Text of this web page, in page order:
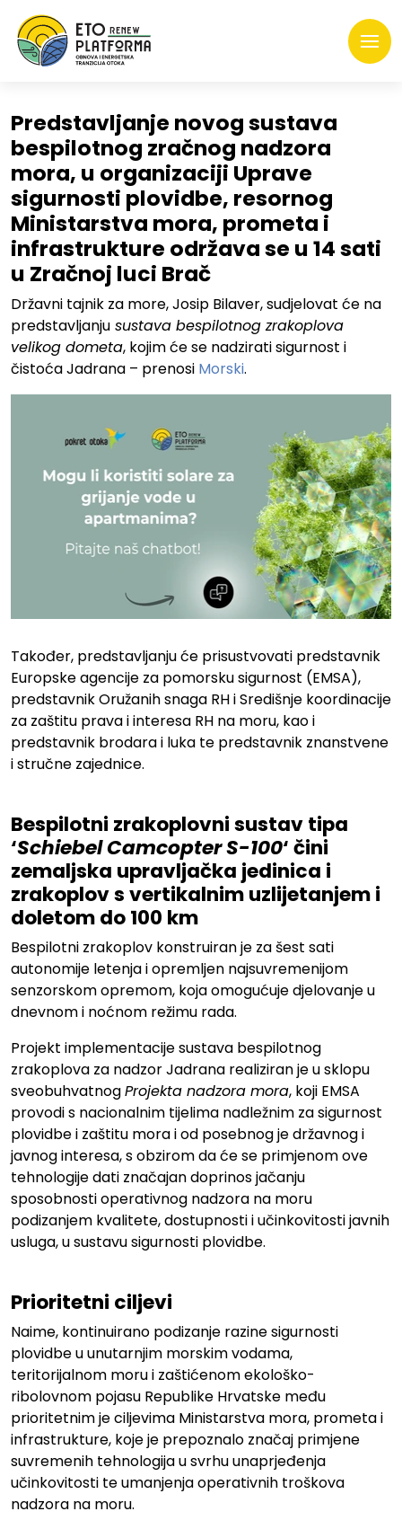
Predstavljanje novog sustava
bespilotnog zračnog nadzora
mora, u organizaciji Uprave
sigurnosti plovidbe, resornog
Ministarstva mora, prometa i
infrastrukture održava se u 14 sati
u Zračnoj luci Brač
Državni tajnik za more, Josip Bilaver, sudjelovat će na
predstavljanju sustava bespilotnog zrakoplova
velikog dometa, kojim će se nadzirati sigurnost i
čistoća Jadrana – prenosi Morski.
Također, predstavljanju će prisustvovati predstavnik
Europske agencije za pomorsku sigurnost (EMSA),
predstavnik Oružanih snaga RH i Središnje koordinacije
za zaštitu prava i interesa RH na moru, kao i
predstavnik brodara i luka te predstavnik znanstvene
i stručne zajednice.
Bespilotni zrakoplovni sustav tipa
‘Schiebel Camcopter S-100‘ čini
zemaljska upravljačka jedinica i
zrakoplov s vertikalnim uzlijetanjem i
doletom do 100 km
Bespilotni zrakoplov konstruiran je za šest sati
autonomije letenja i opremljen najsuvremenijom
senzorskom opremom, koja omogućuje djelovanje u
dnevnom i noćnom režimu rada.
Projekt implementacije sustava bespilotnog
zrakoplova za nadzor Jadrana realiziran je u sklopu
sveobuhvatnogProjekta nadzora mora, koji EMSA
provodi s nacionalnim tijelima nadležnim za sigurnost
plovidbe i zaštitu mora i od posebnog je državnog i
javnog interesa, s obzirom da će se primjenom ove
tehnologije dati značajan doprinos jačanju
sposobnosti operativnog nadzora na moru
podizanjem kvalitete, dostupnosti i učinkovitosti javnih
usluga, u sustavu sigurnosti plovidbe.
Prioritetni ciljevi
Naime, kontinuirano podizanje razine sigurnosti
plovidbe u unutarnjim morskim vodama,
teritorijalnom moru i zaštićenom ekološko-
ribolovnom pojasu Republike Hrvatske među
prioritetnim je ciljevima Ministarstva mora, prometa i
infrastrukture, koje je prepoznalo značaj primjene
suvremenih tehnologija u svrhu unaprjeđenja
učinkovitosti te umanjenja operativnih troškova
nadzora na moru.